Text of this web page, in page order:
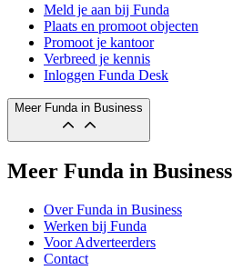
Meld je aan bij Funda
Plaats en promoot objecten
Promoot je kantoor
Verbreed je kennis
Inloggen Funda Desk
Meer Funda in Business
Meer Funda in Business
Over Funda in Business
Werken bij Funda
Voor Adverteerders
Contact